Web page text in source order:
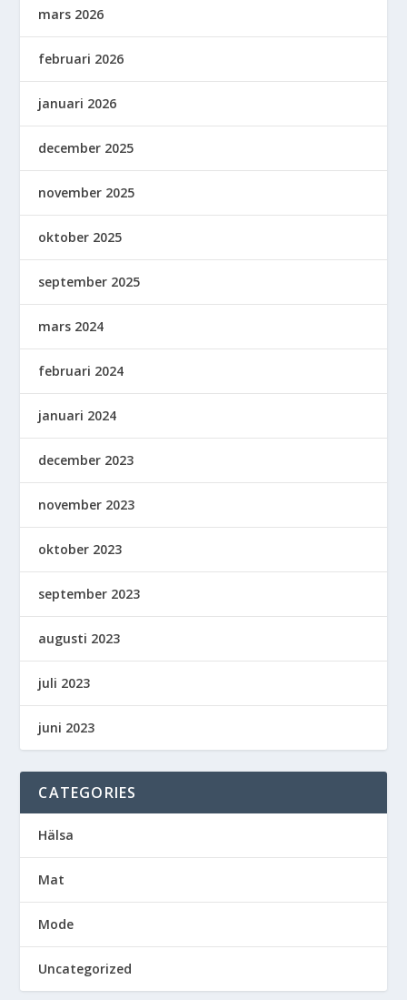
mars 2026
februari 2026
januari 2026
december 2025
november 2025
oktober 2025
september 2025
mars 2024
februari 2024
januari 2024
december 2023
november 2023
oktober 2023
september 2023
augusti 2023
juli 2023
juni 2023
CATEGORIES
Hälsa
Mat
Mode
Uncategorized